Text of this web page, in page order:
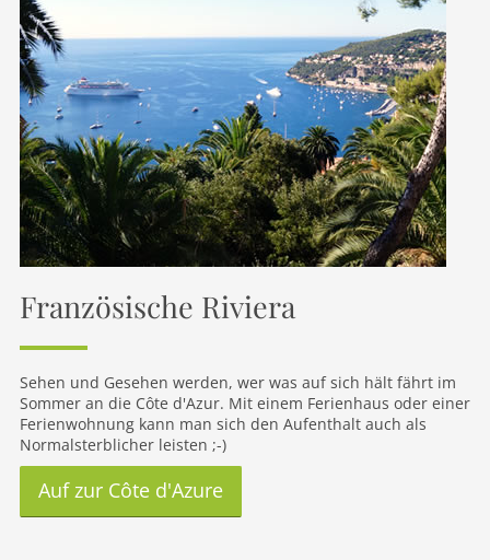
Französische Riviera
Sehen und Gesehen werden, wer was auf sich hält fährt im
Sommer an die Côte d'Azur. Mit einem Ferienhaus oder einer
Ferienwohnung kann man sich den Aufenthalt auch als
Normalsterblicher leisten ;-)
Auf zur Côte d'Azure